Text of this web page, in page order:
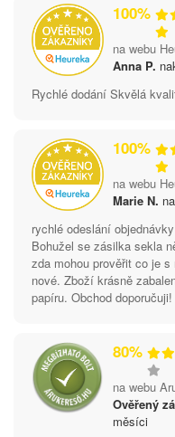
100%
na webu
Anna P.
Rychlé dodání Skvělá
100%
na webu
Marie N.
rychlé odeslání
Bohužel se zásilka sekla
zda mohou prověřit co je
nové. Zboží krásně
papíru. Obchod doporučuji!
80%
na webu
Ověřený
měsíci